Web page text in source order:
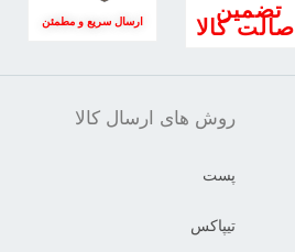
تضمین
اصالت کالا ارسال سریع و مطمئن
روش های ارسال کالا
پست
تیپاکس